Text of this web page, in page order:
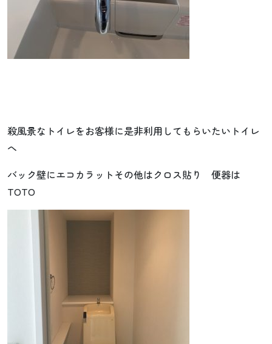
殺風景なトイレをお客様に是非利用してもらいたいトイレ
へ
バック壁にエコカラットその他はクロス貼り 便器は
TOTO